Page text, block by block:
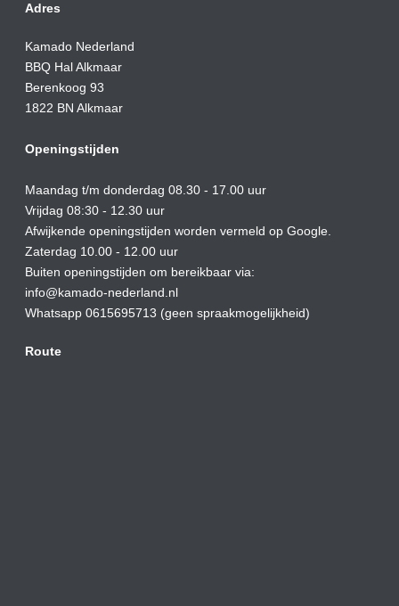
Adres
Kamado Nederland
BBQ Hal Alkmaar
Berenkoog 93
1822 BN Alkmaar
Openingstijden
Maandag t/m donderdag 08.30 - 17.00 uur
Vrijdag 08:30 - 12.30 uur
Afwijkende openingstijden worden vermeld op Google.
Zaterdag 10.00 - 12.00 uur
Buiten openingstijden om bereikbaar via:
info@kamado-nederland.nl
Whatsapp 0615695713 (geen spraakmogelijkheid)
Route